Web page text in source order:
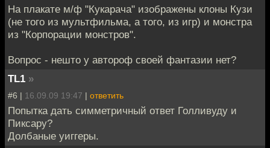
На плакате м/ф "Кукарача" изображены клоны Кузи
(не того из мультфильма, а того, из игр) и монстра
из "Корпорации монстров".
Вопрос - нешто у автороф своей фантазии нет?
TL1 »
#6 | 16.09.09 19:47 | ответить
Попытка дать симметричный ответ Голливуду и
Пиксару?
Долбаные уиггеры.